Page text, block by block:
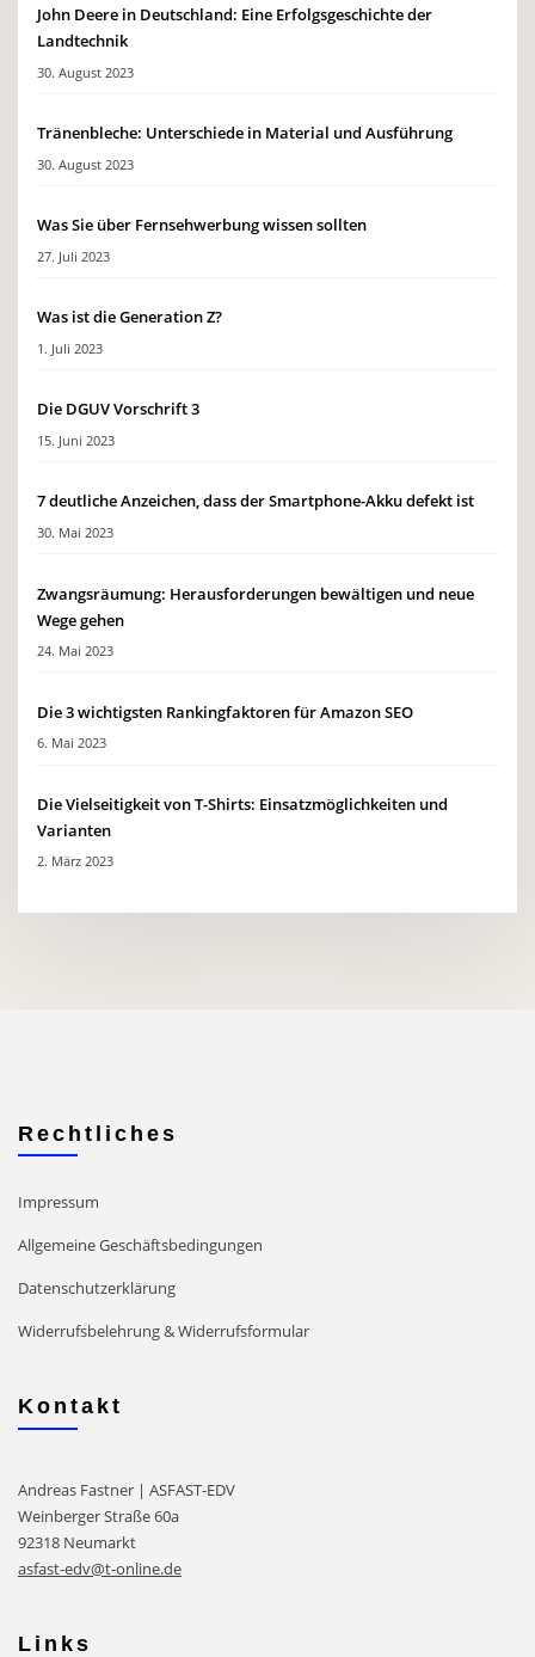
John Deere in Deutschland: Eine Erfolgsgeschichte der
Landtechnik
30. August 2023
Tränenbleche: Unterschiede in Material und Ausführung
30. August 2023
Was Sie über Fernsehwerbung wissen sollten
27. Juli 2023
Was ist die Generation Z?
1. Juli 2023
Die DGUV Vorschrift 3
15. Juni 2023
7 deutliche Anzeichen, dass der Smartphone-Akku defekt ist
30. Mai 2023
Zwangsräumung: Herausforderungen bewältigen und neue
Wege gehen
24. Mai 2023
Die 3 wichtigsten Rankingfaktoren für Amazon SEO
6. Mai 2023
Die Vielseitigkeit von T-Shirts: Einsatzmöglichkeiten und
Varianten
2. März 2023
Rechtliches
Impressum
Allgemeine Geschäftsbedingungen
Datenschutzerklärung
Widerrufsbelehrung & Widerrufsformular
Kontakt
Andreas Fastner | ASFAST-EDV
Weinberger Straße 60a
92318 Neumarkt
asfast-edv@t-online.de
Links